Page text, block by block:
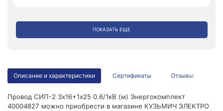
ПОКАЗАТЬ ЕЩЕ
Описание и характеристики Сертификаты Отзывы
Провод СИП-2 3х16+1х25 0.6/1кВ (м) Энергокомплект
40004827 можно приобрести в магазине КУЗЬМИЧ ЭЛЕКТРО